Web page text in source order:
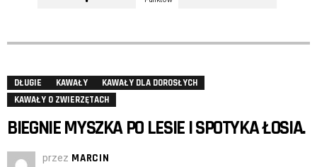
DŁUGIE KAWAŁY
KAWAŁY DLA DOROSŁYCH
KAWAŁY O ZWIERZĘTACH
BIEGNIE MYSZKA PO LESIE I SPOTYKA ŁOSIA.
przez MARCIN